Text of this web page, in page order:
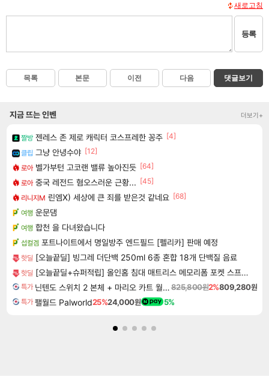
새로고침
등록
목록 본문 이전 다음 댓글보기
지금 뜨는 인벤 더보기+
짤방 젠레스 존 제로 캐릭터 코스프레한 꽁주 [4]
클립 그냥 안녕수야 [12]
로아 벨가부턴 고코랜 밸류 높아진듯 [64]
로아 중국 레전드 혐오스러운 근황... [45]
리니지M 린엠X) 세상에 큰 죄를 받은것 같네요 [68]
여행 운문댐
여행 합천 을 다녀왔습니다
섭컬겜 포트나이트에서 명일방주 엔드필드 [펠리카] 판매 예정
핫딜 [오늘끝딜] 빙그레 더단백 250ml 6종 혼합 18개 단백질 음료
핫딜 [오늘끝딜+슈퍼적립] 올인홈 침대 매트리스 메모리폼 포켓 스프링 바닥매트 22cm, SS 슈퍼싱글
특가 닌텐도 스위치 2 본체 + 마리오 카트 월드 + 포켓몬스터 레전드 ZA 닌텐도 스위치 2 에디션 번들825,800원2%809,280원
특가 팰월드 Palworld25%24,000원 5%